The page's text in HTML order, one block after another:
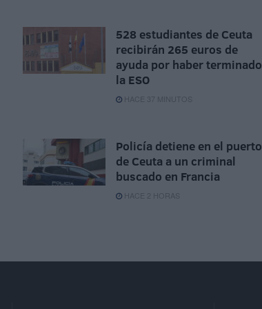
528 estudiantes de Ceuta
recibirán 265 euros de
ayuda por haber terminado
la ESO
HACE 37 MINUTOS
Policía detiene en el puerto
de Ceuta a un criminal
buscado en Francia
HACE 2 HORAS